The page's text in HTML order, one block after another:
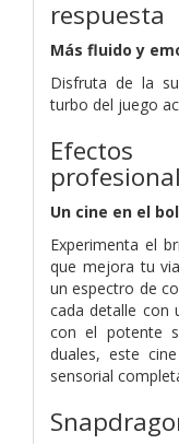
respuesta
Más fluido y
Disfruta de la
turbo del juego
Un cine en el
Experimenta el
que mejora tu
un espectro de
cada detalle con
con el potente
duales, este
sensorial